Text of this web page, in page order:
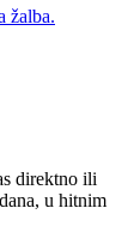
žalba.
direktno ili
u hitnim